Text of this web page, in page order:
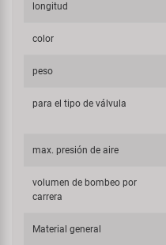
longitud
color
peso
para el tipo de válvula
max. presión de aire
volumen de bombeo por
carrera
Material general